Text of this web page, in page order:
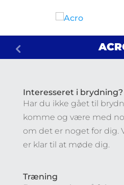
Interesseret i brydning?
Har du ikke gået til
komme og være med
om det er noget for dig.
er klar til at møde dig.
Træning